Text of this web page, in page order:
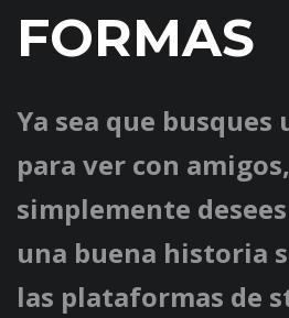
FORMAS
Ya sea que busques
para ver con
simplemente
una buena historia
las plataformas de